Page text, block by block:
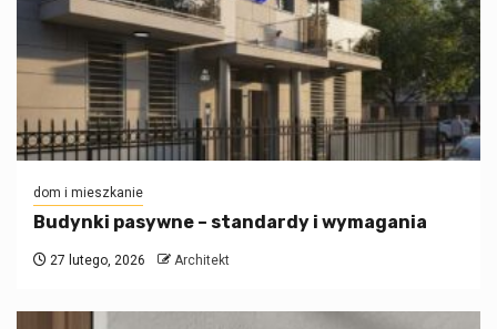
dom i mieszkanie
Budynki pasywne – standardy i wymagania
27 lutego, 2026 Architekt